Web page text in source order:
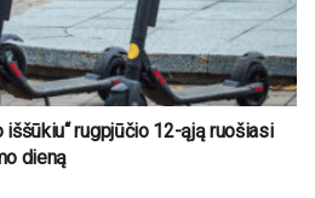
iššūkiu“ rugpjūčio 12-ąją ruošiasi
dieną